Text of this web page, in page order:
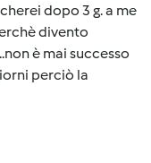
dopo 3 g. a me
divento
è mai successo
perciò la